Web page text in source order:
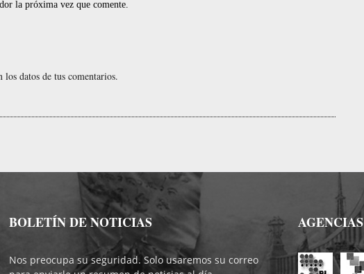
la próxima vez que comente.
los datos de tus comentarios.
BOLETÍN DE NOTICIAS
Nos preocupa su seguridad. Solo usaremos su correo
AGENCIAS